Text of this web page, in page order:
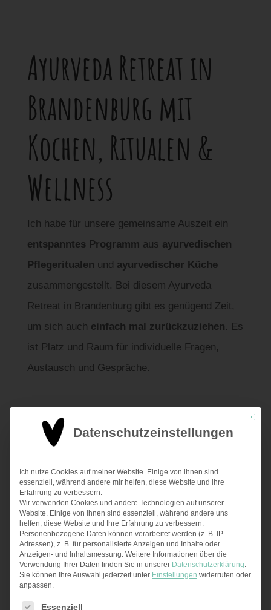
Ayurveda Retreat in
Brandenburg mit
Kochen, Ritualen &
Wellness
Ich habe für unsere gemeinsame Auszeit ein
entspanntes Programm aus ayurvedischen
Pflegeritualen und ayurvedischer Küche
zusammengestellt. Bei diesem Ayurveda
Retreat in Brandenburg gibt es genügend Zeit,
um sich auch einfach mal zurückzuziehen. Es
ist Platz und Raum für individuelle Fragen,
Austausch und Gespräche.
Ayurvedische Kochkurse
An unserem Wochenende kochen wir
alle ayurvedischen Gerichte
Mit
Datenschutzeinstellungen
Ich nutze Cookies auf meiner Website. Einige von ihnen sind
essenziell, während andere mir helfen, diese Website und ihre
Erfahrung zu verbessern.
Wir verwenden Cookies und andere Technologien auf unserer
Website. Einige von ihnen sind essenziell, während andere uns
helfen, diese Website und Ihre Erfahrung zu verbessern.
Personenbezogene Daten können verarbeitet werden (z. B. IP-
Adressen), z. B. für personalisierte Anzeigen und Inhalte oder
Anzeigen- und Inhaltsmessung. Weitere Informationen über die
Verwendung Ihrer Daten finden Sie in unserer Datenschutzerklärung.
Sie können Ihre Auswahl jederzeit unter Einstellungen widerrufen oder
anpassen.
Es folgt eine Liste der Service-Gruppen, für die eine
Essenziell